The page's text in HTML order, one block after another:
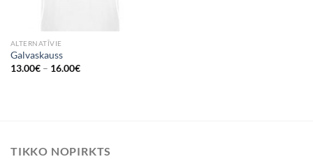
ALTERNATĪVIE
Galvaskauss
13.00€– 16.00€
TIKKO NOPIRKTS